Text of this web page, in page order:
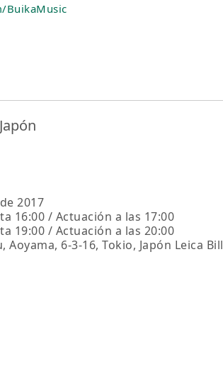
BuikaMusic
2017
16:00 / Actuación a las 17:00
19:00 / Actuación a las 20:00
6-3-16, Tokio, Japón Leica Bill